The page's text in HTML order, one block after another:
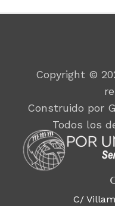
Copyright ©
Construido por
Todos los
C/